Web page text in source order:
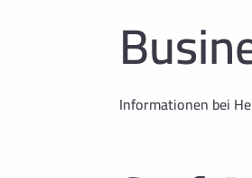
Informationen bei